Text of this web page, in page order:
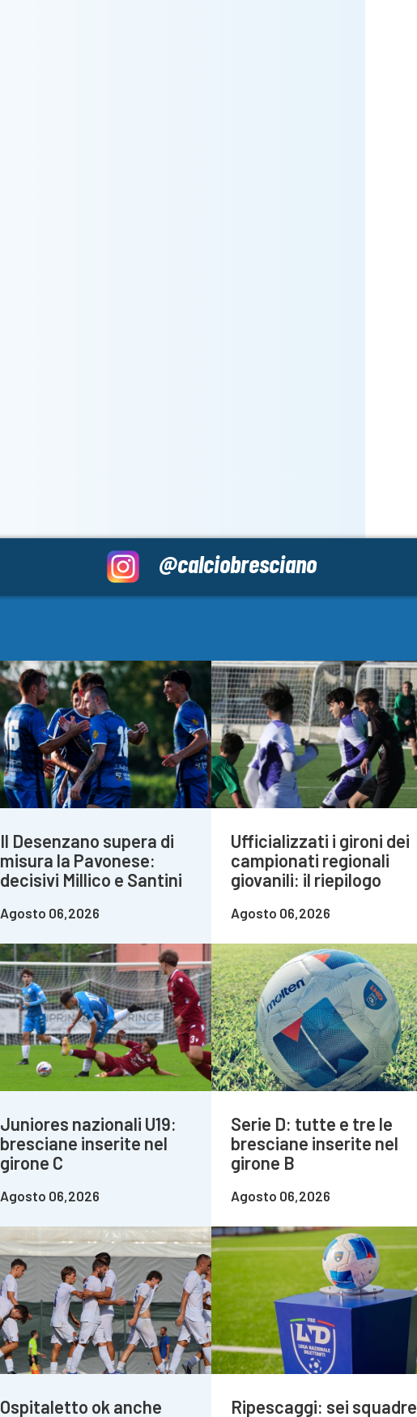
@calciobresciano
Il Desenzano supera di
misura la Pavonese:
decisivi Millico e Santini
Agosto 06,2026
Ufficializzati i gironi dei
campionati regionali
giovanili: il riepilogo
Agosto 06,2026
Juniores nazionali U19:
bresciane inserite nel
girone C
Agosto 06,2026
Serie D: tutte e tre le
bresciane inserite nel
girone B
Agosto 06,2026
Ospitaletto ok anche
Ripescaggi: sei squadre